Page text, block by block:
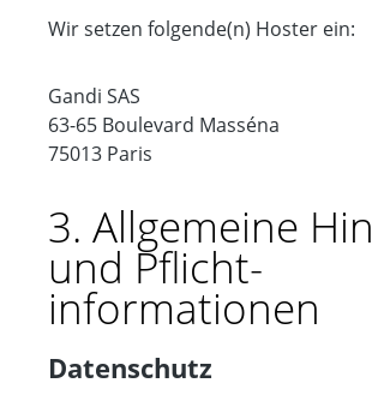
Wir setzen folgende(n) Hoster ein:
Gandi SAS
63-65 Boulevard Masséna
75013 Paris
3. Allgemeine
und Pflicht­
informationen
Datenschutz